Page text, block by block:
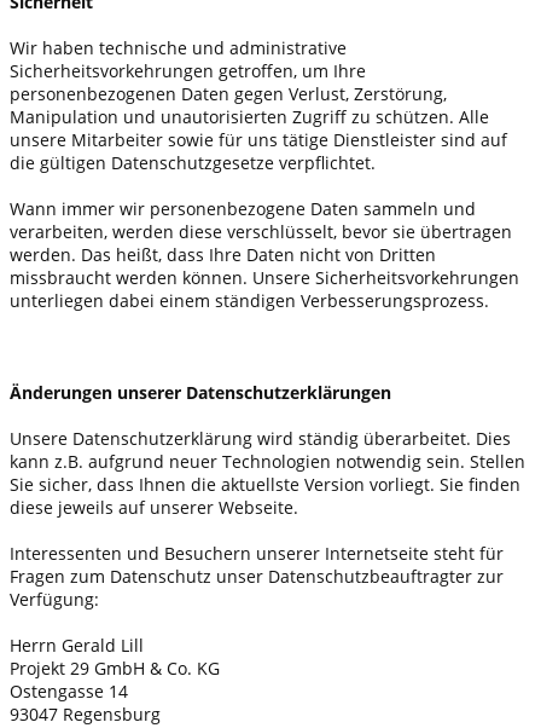
Wir haben technische und administrative
Sicherheitsvorkehrungen getroffen, um Ihre
personenbezogenen Daten gegen Verlust, Zerstörung,
Manipulation und unautorisierten Zugriff zu schützen. Alle
unsere Mitarbeiter sowie für uns tätige Dienstleister sind auf
die gültigen Datenschutzgesetze verpflichtet.
Wann immer wir personenbezogene Daten sammeln und
verarbeiten, werden diese verschlüsselt, bevor sie übertragen
werden. Das heißt, dass Ihre Daten nicht von Dritten
missbraucht werden können. Unsere Sicherheitsvorkehrungen
unterliegen dabei einem ständigen Verbesserungsprozess.
Änderungen unserer Datenschutzerklärungen
Unsere Datenschutzerklärung wird ständig überarbeitet. Dies
kann z.B. aufgrund neuer Technologien notwendig sein. Stellen
Sie sicher, dass Ihnen die aktuellste Version vorliegt. Sie finden
diese jeweils auf unserer Webseite.
Interessenten und Besuchern unserer Internetseite steht für
Fragen zum Datenschutz unser Datenschutzbeauftragter zur
Verfügung:
Herrn Gerald Lill
Projekt 29 GmbH & Co. KG
Ostengasse 14
93047 Regensburg